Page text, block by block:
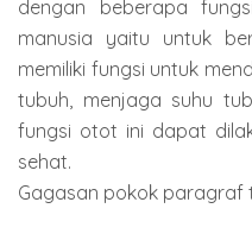
dengan beberapa
manusia yaitu untuk
memiliki fungsi untuk
tubuh, menjaga suhu
fungsi otot ini dapat
sehat.
Gagasan pokok paragraf